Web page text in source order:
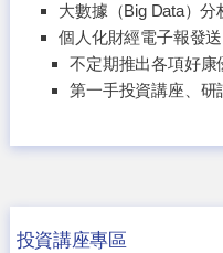
大數據（Big Data）
個人化財經電子報發送
不定期推出各項好康
第一手投資講座、研
投資講座專區